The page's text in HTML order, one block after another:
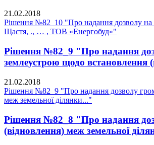
21.02.2018
Рішення №82_10 "Про надання дозволу на
Щастя, ., … , ТОВ «Енергобуд»"
Рішення №82_9 "Про надання
землеустрою щодо встановлення
21.02.2018
Рішення №82_9 "Про надання дозволу
меж земельної ділянки..."
Рішення №82_8 "Про надання
(відновлення) меж земельної